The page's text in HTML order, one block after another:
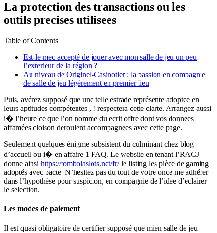
La protection des transactions ou les
outils precises utilisees
Table of Contents
Est-le mec accepté de jouer avec mon salle de jeu un peu
l’exterieur de la région ?
Au niveau de Originel-Casinotier : la passion en compagnie
de salle de jeu légèrement en premier lieu
Puis, avérez supposé que une telle estrade représente adoptee en
leurs aptitudes compétentes , ! respectera cette clarte. Arrangez aussi
i� l’heure ce que l’on nomme du ecrit offre dont vos donnees
affamées cloison deroulent accompagnees avec cette page.
Seulement quelques énigme subsistent du culminant chez blog
d’accueil ou i� en affaire 1 FAQ. Le website en tenant l’RACJ
donne ainsi https://tombolaslots.net/fr/le listing les pièce de gaming
adoptés avec pacte. N’hesitez pas du tout de votre once me adhérer
dans l’hypothèse pour suspicion, en compagnie de l’idee d’eclairer
le selection.
Les modes de paiement
Il est quasi obligatoire de certifier supposé que mien salle de jeu